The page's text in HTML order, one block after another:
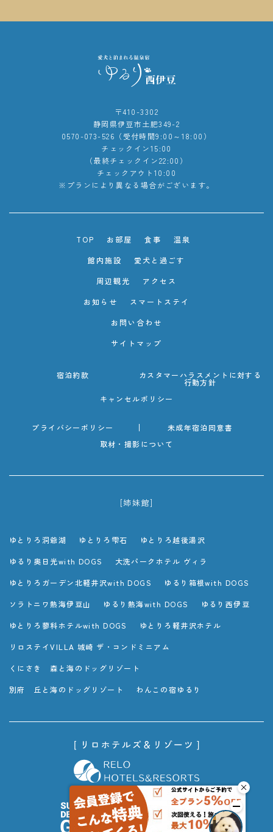
〒410-3302
静岡県伊豆市土肥349-2
0570-073-526（受付時間9:00～18:00）
チェックイン15:00
（最終チェックイン22:00）
チェックアウト10:00
※プランにより異なる場合がございます。
TOP お部屋 食事
温泉
館内施設
愛犬と過ごす
周辺観光
アクセス
お知らせ
スマートステイ
お問い合わせ
サイトマップ
宿泊約款 カスタマーハラスメントに対する
行動方針
キャンセルポリシー
プライバシーポリシー
未成年宿泊同意書
取材・撮影について
[姉妹館]
ゆとりろ洞爺湖 ゆとりろ雫石 ゆとりろ越後湯沢
ゆるり奥日光with DOGS 大洗パークホテル ヴィラ
ゆとりろガーデン北軽井沢with DOGS ゆるり箱根with DOGS
ソラトニワ熱海伊豆山 ゆるり熱海with DOGS ゆるり西伊豆
ゆとりろ蓼科ホテルwith DOGS ゆとりろ軽井沢ホテル
リロステイVILLA 城崎 ザ・コンドミニアム
くにさき 森と海のドッグリゾート
別府 丘と海のドッグリゾート わんこの宿ゆるり